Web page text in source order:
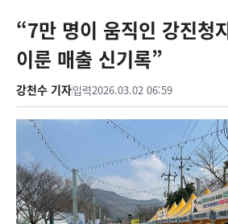
“7만 명이 움직인 강진청
이룬 매출 신기록”
강천수 기자입력2026.03.02 06:59